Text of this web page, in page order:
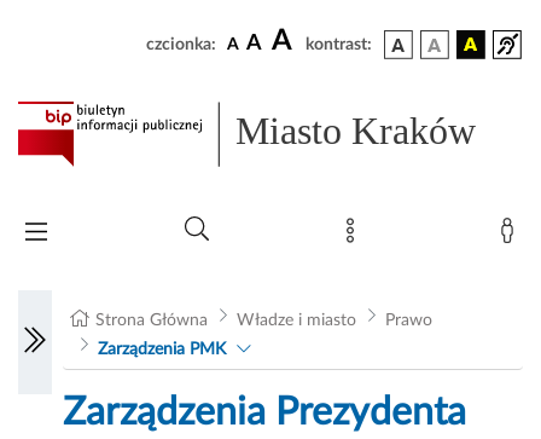
czcionka: A A A kontrast:
Miasto Kraków
Strona Główna Władze i miasto
Prawo
Zarządzenia PMK
Zarządzenia Prezydenta